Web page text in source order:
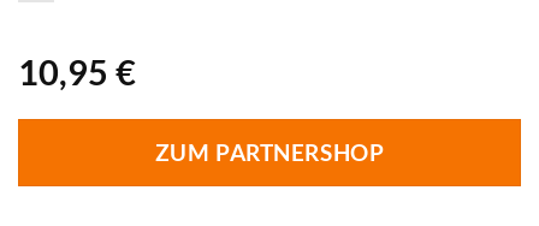
10,95 €
ZUM PARTNERSHOP